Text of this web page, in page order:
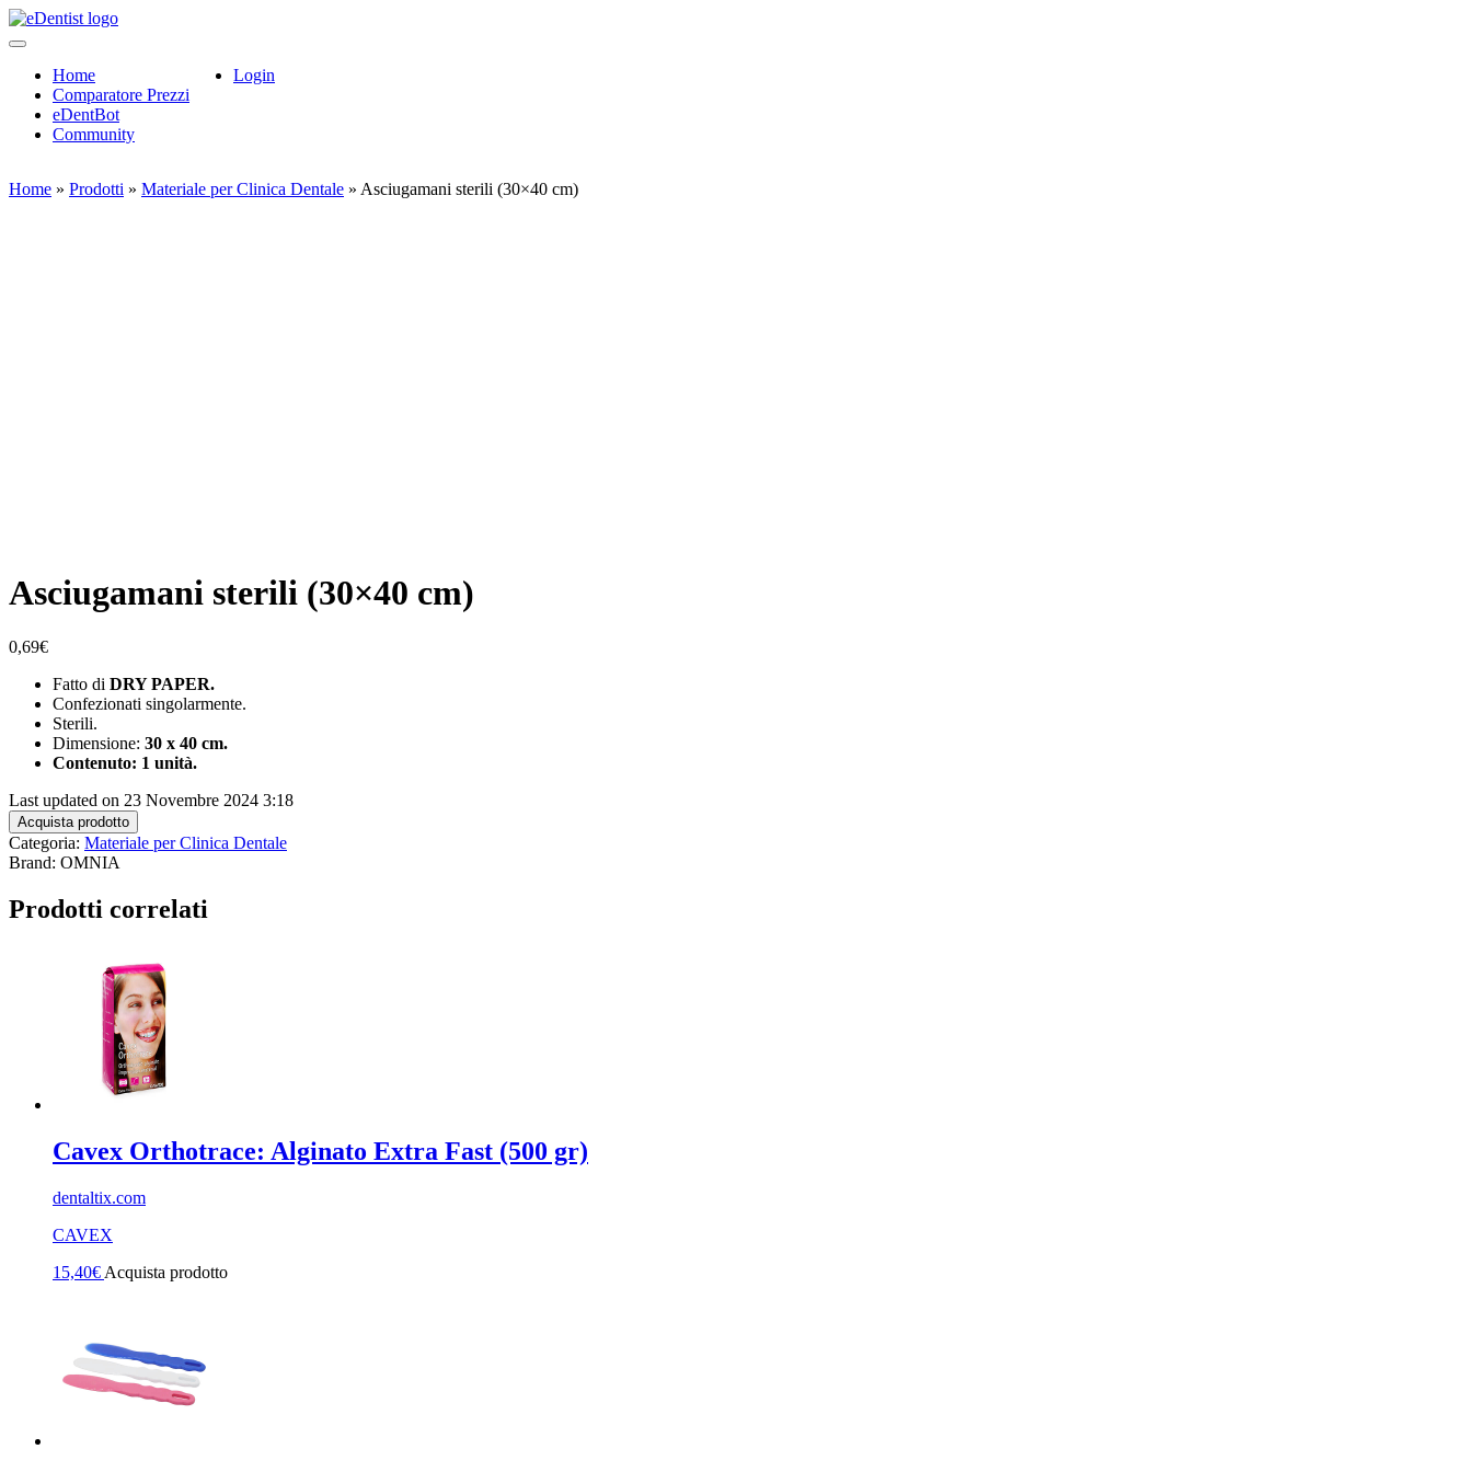
Home
Comparatore Prezzi
eDentBot
Community
Login
Home » Prodotti » Materiale per Clinica Dentale » Asciugamani sterili (30×40 cm)
Asciugamani sterili (30×40 cm)
0,69€
Fatto di DRY PAPER.
Confezionati singolarmente.
Sterili.
Dimensione: 30 x 40 cm.
Contenuto: 1 unità.
Last updated on 23 Novembre 2024 3:18
Acquista prodotto
Categoria: Materiale per Clinica Dentale
Brand: OMNIA
Prodotti correlati
Cavex Orthotrace: Alginato Extra Fast (500 gr)
dentaltix.com
CAVEX
15,40€ Acquista prodotto